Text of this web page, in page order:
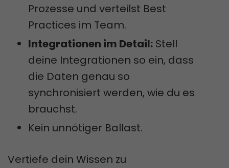
Prozesse und verteilst Best
Practices im Team.
Integrationen im Detail: Stell
deine Integrationen so ein, dass
die Daten genau so
synchronisiert werden, wie du es
brauchst.
Kein unnötiger Ballast.
Vertiefe dein Wissen zu